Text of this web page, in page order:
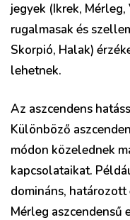
jegyek (Ikrek,
rugalmasak és
Skorpió, Halak)
lehetnek.
Az aszcendens
Különböző
módon közelednek
kapcsolataikat.
domináns, határozott
Mérleg aszcendensű